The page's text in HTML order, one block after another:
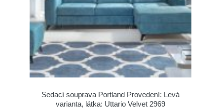
Sedací souprava Portland Provedení: Levá
varianta, látka: Uttario Velvet 2969